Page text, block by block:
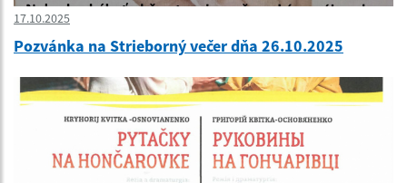
17.10.2025
Pozvánka na Strieborný večer dňa 26.10.2025